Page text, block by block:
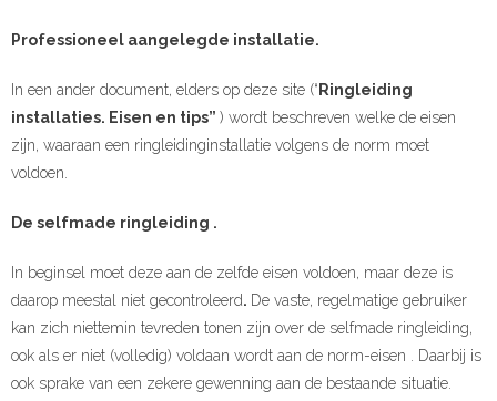
Professioneel aangelegde installatie.
In een ander document, elders op deze site (“ Ringleiding
installaties. Eisen en tips” ) wordt beschreven welke de eisen
zijn, waaraan een ringleidinginstallatie volgens de norm moet
voldoen.
De selfmade ringleiding .
In beginsel moet deze aan de zelfde eisen voldoen, maar deze is
daarop meestal niet gecontroleerd. De vaste, regelmatige gebruiker
kan zich niettemin tevreden tonen zijn over de selfmade ringleiding,
ook als er niet (volledig) voldaan wordt aan de norm-eisen . Daarbij is
ook sprake van een zekere gewenning aan de bestaande situatie.